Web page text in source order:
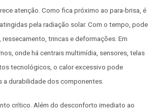
atenção. Como fica próximo ao para-brisa, é
pela radiação solar. Com o tempo, pode
ressecamento, trincas e deformações. Em
onde há centrais multimídia, sensores, telas
tecnológicos, o calor excessivo pode
a durabilidade dos componentes.
crítico. Além do desconforto imediato ao